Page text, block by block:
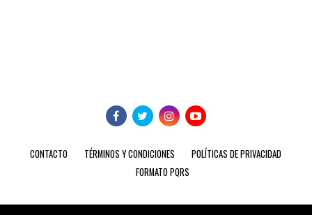
CONTACTO TÉRMINOS Y CONDICIONES
POLÍTICAS DE PRIVACIDAD
FORMATO PQRS